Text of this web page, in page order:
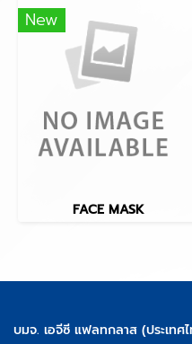
New
FACE MASK
บมจ. เอจีซี แฟลทกลาส (ประเทศ